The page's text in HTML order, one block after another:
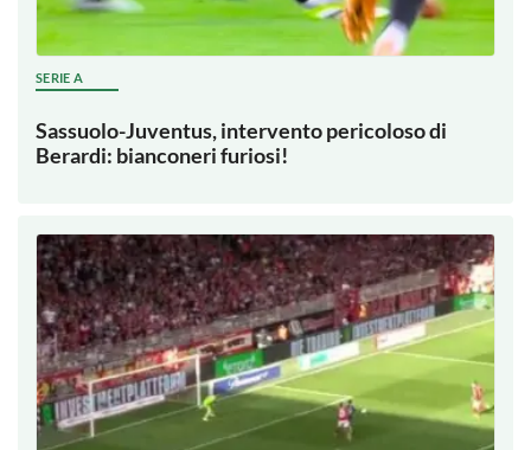
SERIE A
Sassuolo-Juventus, intervento pericoloso di
Berardi: bianconeri furiosi!